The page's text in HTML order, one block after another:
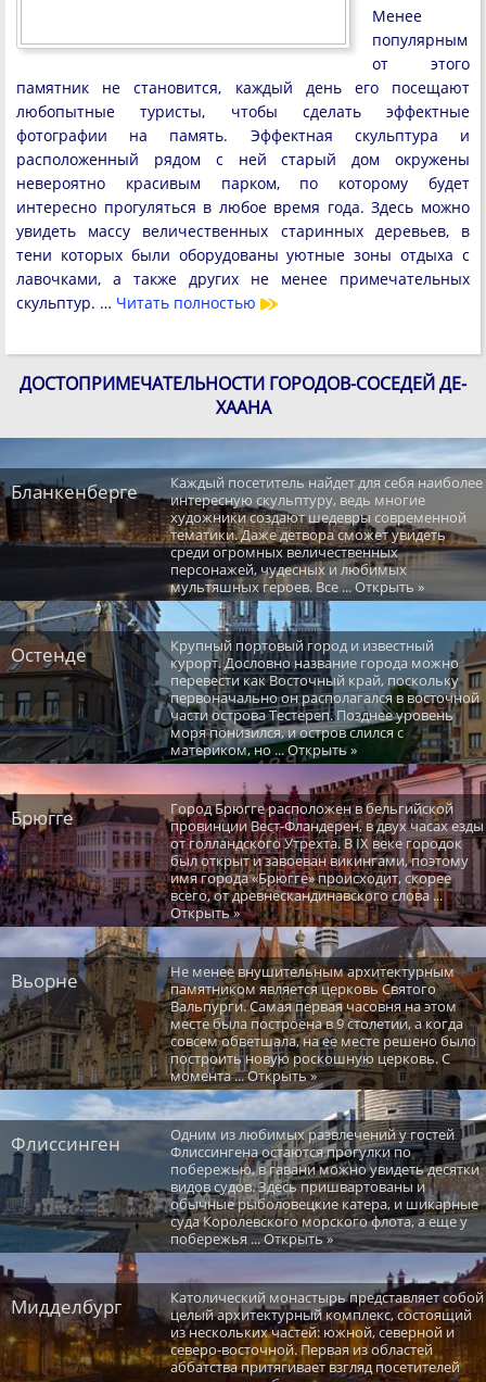
Менее
популярным
от этого
памятник не становится, каждый день его посещают
любопытные туристы, чтобы сделать эффектные
фотографии на память. Эффектная скульптура и
расположенный рядом с ней старый дом окружены
невероятно красивым парком, по которому будет
интересно прогуляться в любое время года. Здесь можно
увидеть массу величественных старинных деревьев, в
тени которых были оборудованы уютные зоны отдыха с
лавочками, а также других не менее примечательных
скульптур. … Читать полностью
ДОСТОПРИМЕЧАТЕЛЬНОСТИ ГОРОДОВ-СОСЕДЕЙ ДЕ-
ХААНА
Бланкенберге
Каждый посетитель найдет для себя наиболее
интересную скульптуру, ведь многие
художники создают шедевры современной
тематики. Даже детвора сможет увидеть
среди огромных величественных
персонажей, чудесных и любимых
мультяшных героев. Все ... Открыть »
Остенде
Крупный портовый город и известный
курорт. Дословно название города можно
перевести как Восточный край, поскольку
первоначально он располагался в восточной
части острова Тестереп. Позднее уровень
моря понизился, и остров слился с
материком, но ... Открыть »
Брюгге
Город Брюгге расположен в бельгийской
провинции Вест-Фландерен, в двух часах езды
от голландского Утрехта. В IX веке городок
был открыт и завоеван викингами, поэтому
имя города «Брюгге» происходит, скорее
всего, от древнескандинавского слова ...
Открыть »
Вьорне
Не менее внушительным архитектурным
памятником является церковь Святого
Вальпурги. Самая первая часовня на этом
месте была построена в 9 столетии, а когда
совсем обветшала, на ее месте решено было
построить новую роскошную церковь. С
момента ... Открыть »
Флиссинген
Одним из любимых развлечений у гостей
Флиссингена остаются прогулки по
побережью, в гавани можно увидеть десятки
видов судов. Здесь пришвартованы и
обычные рыболовецкие катера, и шикарные
суда Королевского морского флота, а еще у
побережья ... Открыть »
Мидделбург
Католический монастырь представляет собой
целый архитектурный комплекс, состоящий
из нескольких частей: южной, северной и
северо-восточной. Первая из областей
аббатства притягивает взгляд посетителей